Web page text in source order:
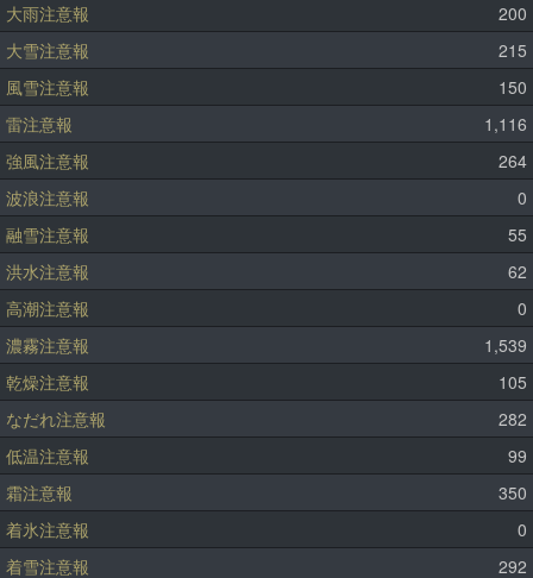
大雨注意報
200
大雪注意報
215
風雪注意報
150
雷注意報
1,116
強風注意報
264
波浪注意報
0
融雪注意報
55
洪水注意報
62
高潮注意報
0
濃霧注意報
1,539
乾燥注意報
105
なだれ注意報
282
低温注意報
99
霜注意報
350
着氷注意報
0
着雪注意報
292